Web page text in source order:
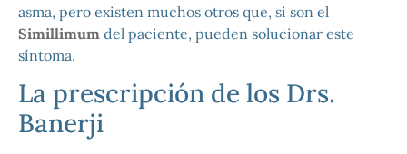
asma, pero existen muchos otros que, si son el
Simillimum del paciente, pueden solucionar este
síntoma.
La prescripción de los Drs.
Banerji